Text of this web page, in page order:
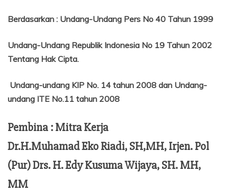
Berdasarkan : Undang-Undang Pers No 40 Tahun 1999
Undang-Undang Republik Indonesia No 19 Tahun 2002
Tentang Hak Cipta.
Undang-undang KIP No. 14 tahun 2008 dan Undang-
undang ITE No.11 tahun 2008
Pembina : Mitra Kerja
Dr.H.Muhamad Eko Riadi, SH,MH, Irjen. Pol
(Pur) Drs. H. Edy Kusuma Wijaya, SH. MH,
MM